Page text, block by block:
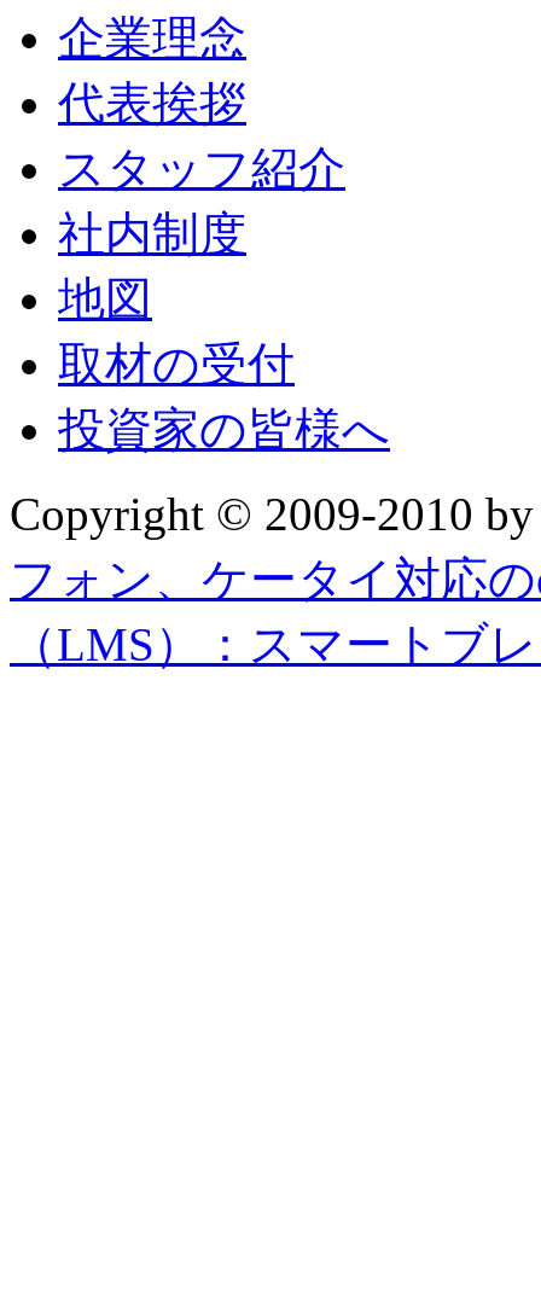
企業理念
代表挨拶
スタッフ紹介
社内制度
地図
取材の受付
投資家の皆様へ
Copyright © 2009-2010
フォン、ケータイ対応
（LMS）：スマートブ